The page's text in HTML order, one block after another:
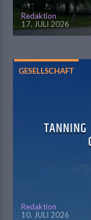
Redaktion
17. JULI 2026
GESELLSCHAFT
TANNING
Redaktion
10. JULI 2026